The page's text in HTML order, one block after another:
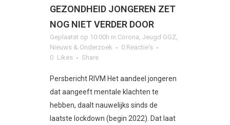
GEZONDHEID JONGEREN ZET
NOG NIET VERDER DOOR
Geplaatst op 10:00h in Corona, Jeugd GGZ,
Nieuws & Onderzoek
0 Reactie's
0 Likes Share
Persbericht RIVM Het aandeel jongeren
dat aangeeft mentale klachten te
hebben, daalt nauwelijks sinds de
laatste lockdown (begin 2022). Dat laat